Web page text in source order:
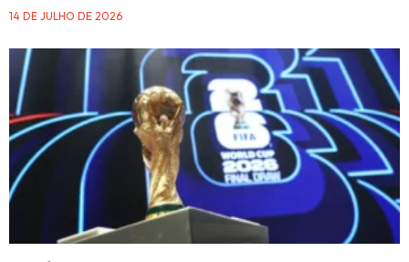
14 DE JULHO DE 2026